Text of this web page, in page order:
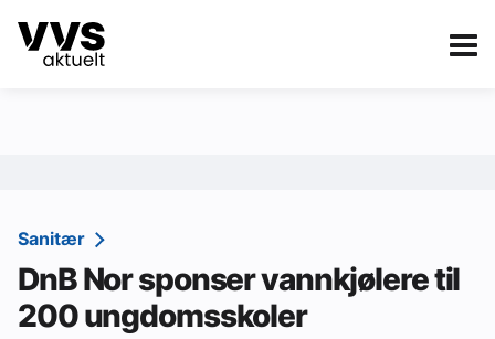
Kategorier
Sanitær
Ventilasjon
Varme og energi
Sanitær
DnB Nor sponser vannkjølere til
200 ungdomsskoler